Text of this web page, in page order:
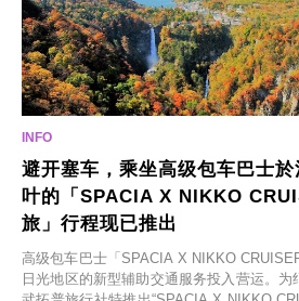
避开塞车，乘坐高级包车巴士
叶的「SPACIA X NIKKO
旅」行程现已推出
高级包车巴士「SPACIA X NIKKO
日光地区的新型辅助交通服务投入营运。